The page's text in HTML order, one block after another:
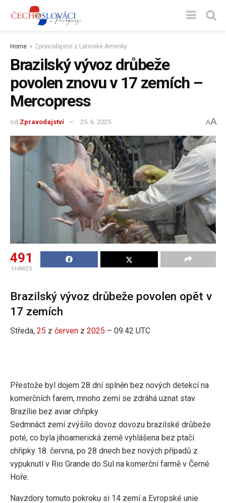
Home Zpravodajství z Latinské Ameriky
Brazilský vývoz drůbeže
povolen znovu v 17 zemích –
Mercopress
od Zpravodajství 25. 6. 2025 AA
491
SHARES
Brazilský vývoz drůbeže povolen opět v
17 zemích
Středa, 25 z červen z 2025 – 09:42 UTC
Přestože byl dojem 28 dní splněn bez nových detekcí na
komerčních farem, mnoho zemí se zdráhá uznat stav
Brazílie bez aviar chřipky
Sedmnáct zemí zvýšilo dovoz dovozu brazilské drůbeže
poté, co byla jihoamerická země vyhlášena bez ptačí
chřipky 18. června, po 28 dnech bez nových případů z
vypuknutí v Rio Grande do Sul na komerční farmě v Černé
Hoře.
Navzdory tomuto pokroku si 14 zemí a Evropské unie